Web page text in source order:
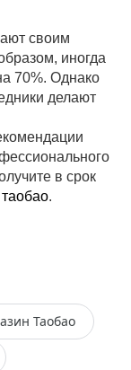
своим
иногда
70%. Однако
делают
в срок
таобао.
Таобао